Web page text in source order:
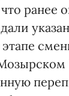
ранее
этапе